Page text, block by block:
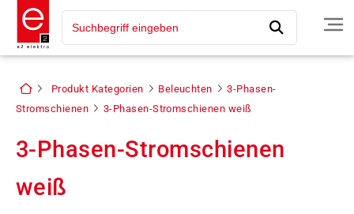
Produkt Kategorien Beleuchten
3-Phasen-
Stromschienen
3-Phasen-Stromschienen weiß
3-Phasen-Stromschienen
weiß